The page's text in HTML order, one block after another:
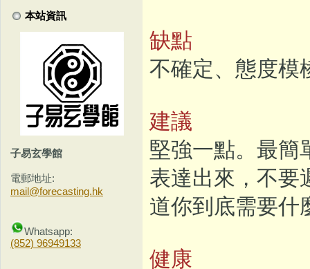
本站資訊
子易玄學館
電郵地址:
mail@forecasting.hk
Whatsapp:
(852) 96949133
缺點
不確定、態度模
建議
堅強一點。最簡
表達出來，不要
道你到底需要什
健康